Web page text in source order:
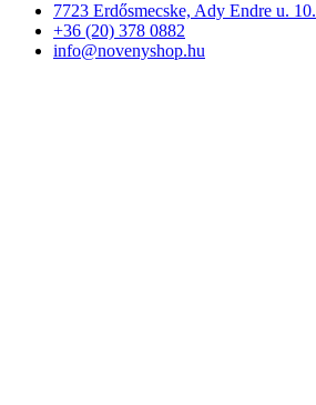
7723 Erdősmecske, Ady Endre u. 10.
+36 (20) 378 0882
info@novenyshop.hu